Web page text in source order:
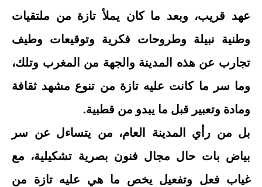
عهد قريب، وبعد ما كان يملأ تازة من ملتقيات
وطنية نبيلة وطروحات فكرية وتوقيعات وطيف
تجارب عن هذه المدينة والجهة من المغرب وتلك،
وما سر ما كانت عليه تازة من تنوع مشهد ثقافة
ومادة وتعبير قبل ما يبدو من قطبية.
بل من رأي المدينة العام، من يتساءل عن سر
بياض بات حال مجال فنون بصرية تشكيلية، مع
غياب فعل وتفعيل يخص ما هي عليه تازة من